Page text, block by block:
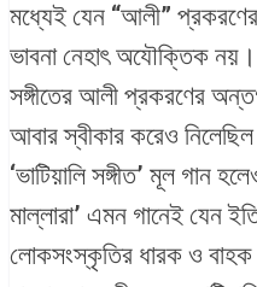
মধ্যেই যেন “আলী”
ভাবনা নেহাৎ অযৌক্তিক
সঙ্গীতের আলী প্রকরণের
আবার স্বীকার করেও
‘ভাটিয়ালি সঙ্গীত’ মূল গান
মাল্লারা’ এমন গানেই যেন
লোকসংস্কৃতির ধারক ও বাহক